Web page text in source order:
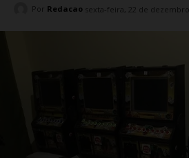
Por Redacao sexta-feira, 22 de